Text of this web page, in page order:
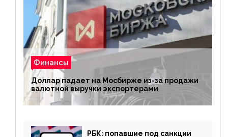
Финансы
Доллар падает на Мосбирже из-за продажи
валютной выручки экспортерами
РБК: попавшие под санкции